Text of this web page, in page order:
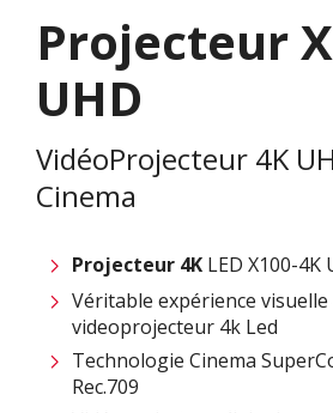
Projecteur
UHD
VidéoProjecteur 4K
Cinema
Projecteur 4K LED X100-4K
Véritable expérience visuelle
videoprojecteur 4k Led
Technologie Cinema
Rec.709